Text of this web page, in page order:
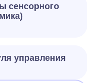
сенсорного
управления